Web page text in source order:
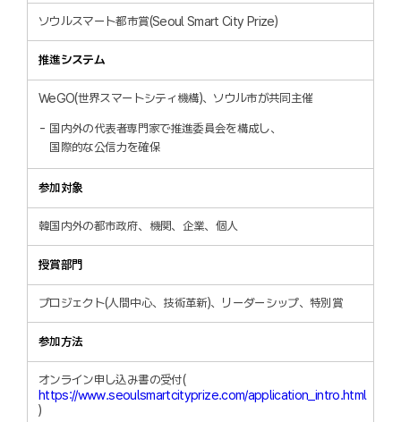
ソウルスマート都市賞(Seoul Smart City Prize)
推進システム
WeGO(世界スマートシティ機構)、ソウル市が共同主催
国内外の代表者専門家で推進委員会を構成し、
国際的な公信力を確保
参加対象
韓国内外の都市政府、機関、企業、個人
授賞部門
プロジェクト(人間中心、技術革新)、リーダーシップ、特別賞
参加方法
オンライン申し込み書の受付(
https://www.seoulsmartcityprize.com/application_intro.html
)